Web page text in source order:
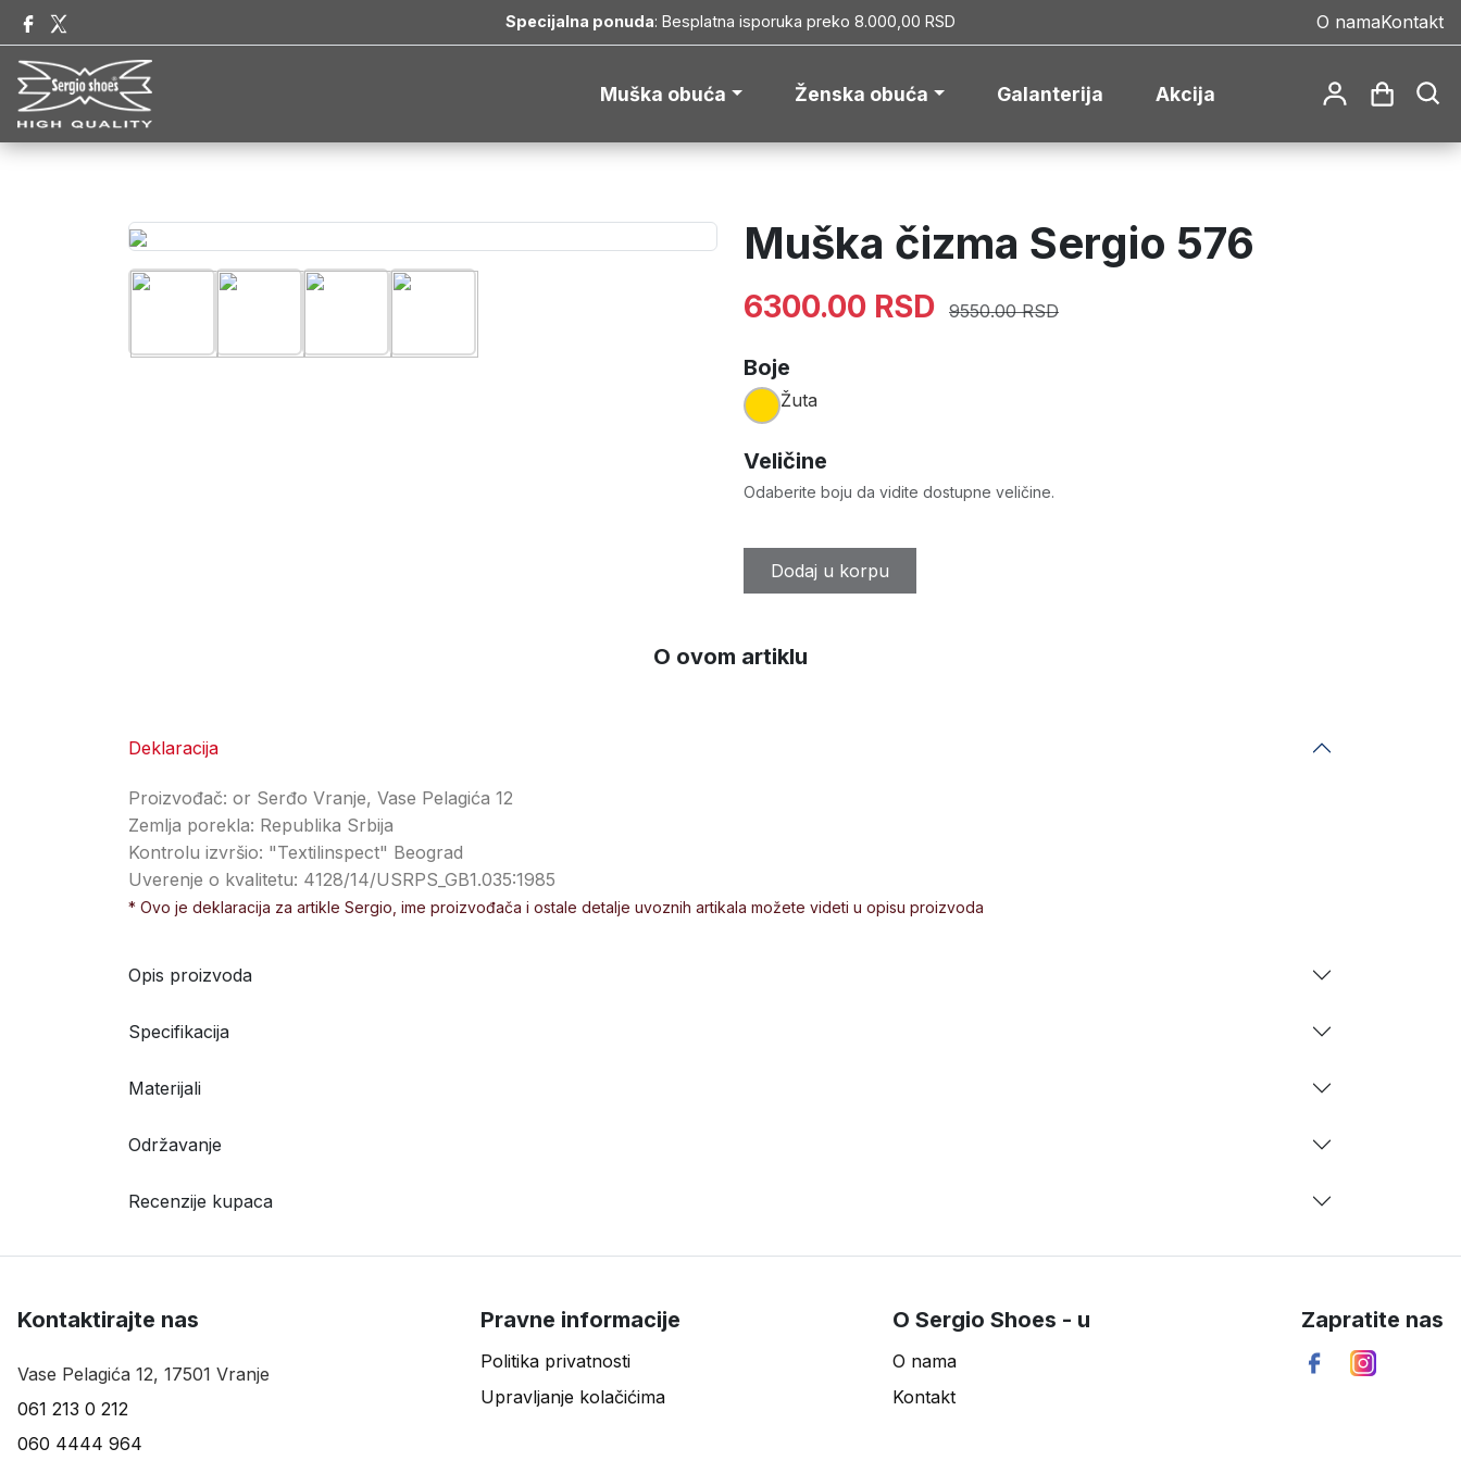
Specijalna ponuda: Besplatna isporuka preko 8.000,00 RSD O namaKontakt
Muška obuća Ženska obuća Galanterija Akcija
Muška čizma Sergio 576
6300.00 RSD 9550.00 RSD
Boje
Žuta
Veličine
Odaberite boju da vidite dostupne veličine.
Dodaj u korpu
O ovom artiklu
Deklaracija
Proizvođač: or Serđo Vranje, Vase Pelagića 12
Zemlja porekla: Republika Srbija
Kontrolu izvršio: "Textilinspect" Beograd
Uverenje o kvalitetu: 4128/14/USRPS_GB1.035:1985
* Ovo je deklaracija za artikle Sergio, ime proizvođača i ostale detalje uvoznih artikala možete videti u opisu proizvoda
Opis proizvoda
Specifikacija
Materijali
Održavanje
Recenzije kupaca
Kontaktirajte nas
Vase Pelagića 12, 17501 Vranje
061 213 0 212
060 4444 964
Pravne informacije
Politika privatnosti
Upravljanje kolačićima
O Sergio Shoes - u
O nama
Kontakt
Zapratite nas